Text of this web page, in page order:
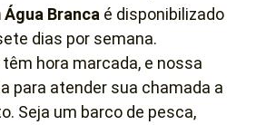
Branca é disponibilizado
dias por semana.
hora marcada, e nossa
para atender sua chamada a
Seja um barco de pesca,